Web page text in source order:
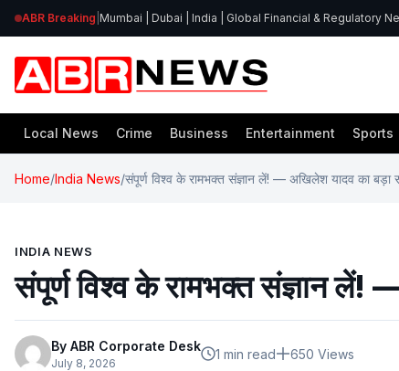
ABR Breaking Mumbai | Dubai | India | Global Financial & Regulatory
Local News Crime Business Entertainment Sports
Home/India News/संपूर्ण विश्व के रामभक्त संज्ञान लें! — अखिलेश यादव का बड़ा
INDIA NEWS
संपूर्ण विश्व के रामभक्त संज्ञान
By ABR Corporate Desk
July 8, 2026
1 min read 650 Views